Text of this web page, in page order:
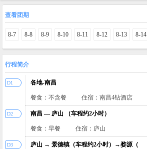
查看团期
8-7 8-8 8-9 8-10 8-11 8-12 8-13 8-14
行程简介
各地-南昌
餐食：不含餐 住宿：南昌4钻酒店
D1
南昌 — 庐山 （车程约2小时）
餐食：早餐 住宿：庐山
D2
庐山 → 景德镇（车程约2小时）→婺源（
D3